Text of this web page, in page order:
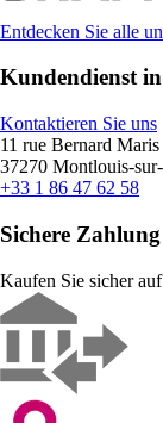
Entdecken Sie alle
Kundendienst
Kontaktieren Sie uns
11 rue Bernard Maris
37270 Montlouis-
+33 1 86 47 62 58
Sichere Zahlung
Kaufen Sie sicher